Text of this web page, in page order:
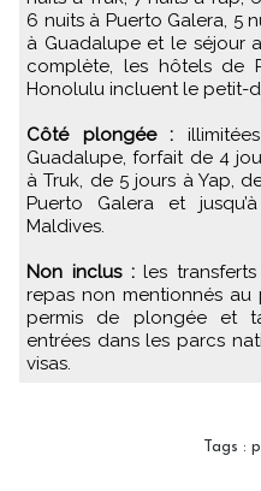
6 nuits à Puerto Galera, 5
à Guadalupe et le séjour
complète, les hôtels de
Honolulu incluent le petit-
Côté plongée :
Guadalupe, forfait de 4
à Truk, de 5 jours à Yap,
Puerto Galera et
Maldives.
Non inclus :les
repas non mentionnés au
permis de plongée et
entrées dans les parcs
visas.
Tags :